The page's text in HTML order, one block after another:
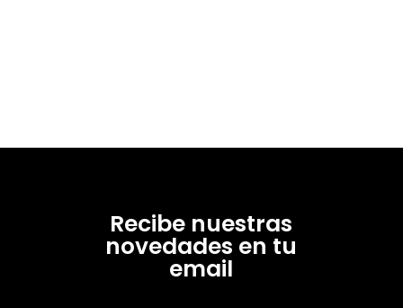
Recibe nuestras
novedades en tu
email